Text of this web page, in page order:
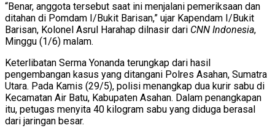
“Benar, anggota tersebut saat ini menjalani pemeriksaan dan
ditahan di Pomdam I/Bukit Barisan,” ujar Kapendam I/Bukit
Barisan, Kolonel Asrul Harahap dilnasir dari CNN Indonesia,
Minggu (1/6) malam.
Keterlibatan Serma Yonanda terungkap dari hasil
pengembangan kasus yang ditangani Polres Asahan, Sumatra
Utara. Pada Kamis (29/5), polisi menangkap dua kurir sabu di
Kecamatan Air Batu, Kabupaten Asahan. Dalam penangkapan
itu, petugas menyita 40 kilogram sabu yang diduga berasal
dari jaringan besar.